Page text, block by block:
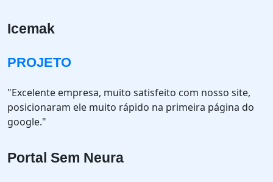
Icemak
PROJETO
"Excelente empresa, muito satisfeito com nosso site,
posicionaram ele muito rápido na primeira página do
google."
Portal Sem Neura